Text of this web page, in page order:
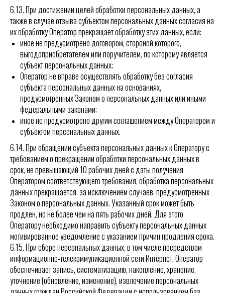
6.13. При достижении целей обработки персональных данных, а
также в случае отзыва субъектом персональных данных согласия на
их обработку Оператор прекращает обработку этих данных, если:
иное не предусмотрено договором, стороной которого,
выгодоприобретателем или поручителем, по которому является
субъект персональных данных;
Оператор не вправе осуществлять обработку без согласия
субъекта персональных данных на основаниях,
предусмотренных Законом о персональных данных или иными
федеральными законами;
иное не предусмотрено другим соглашением между Оператором и
субъектом персональных данных.
6.14. При обращении субъекта персональных данных к Оператору с
требованием о прекращении обработки персональных данных в
срок, не превышающий 10 рабочих дней с даты получения
Оператором соответствующего требования, обработка персональных
данных прекращается, за исключением случаев, предусмотренных
Законом о персональных данных. Указанный срок может быть
продлен, но не более чем на пять рабочих дней. Для этого
Оператору необходимо направить субъекту персональных данных
мотивированное уведомление с указанием причин продления срока.
6.15. При сборе персональных данных, в том числе посредством
информационно-телекоммуникационной сети Интернет, Оператор
обеспечивает запись, систематизацию, накопление, хранение,
уточнение (обновление, изменение), извлечение персональных